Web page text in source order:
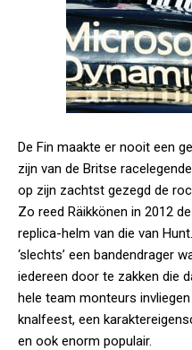
De Fin maakte er nooit een
zijn van de Britse
op zijn zachtst gezegd de
Zo reed Räikkönen in 2012
replica-helm van die van
‘slechts’ een bandendrager
iedereen door te zakken die
hele team monteurs
knalfeest, een
en ook enorm populair.